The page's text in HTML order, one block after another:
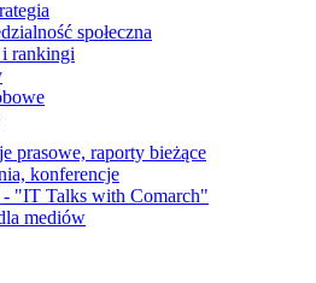
społeczna
rankingi
prasowe, raporty bieżące
konferencje
- "IT Talks with Comarch"
mediów